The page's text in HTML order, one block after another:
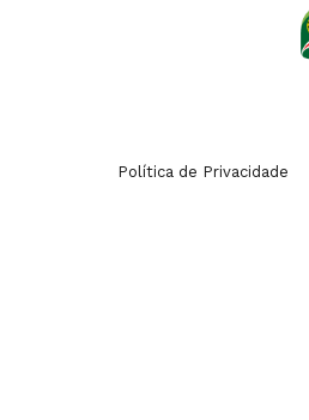
Política de Privacidade